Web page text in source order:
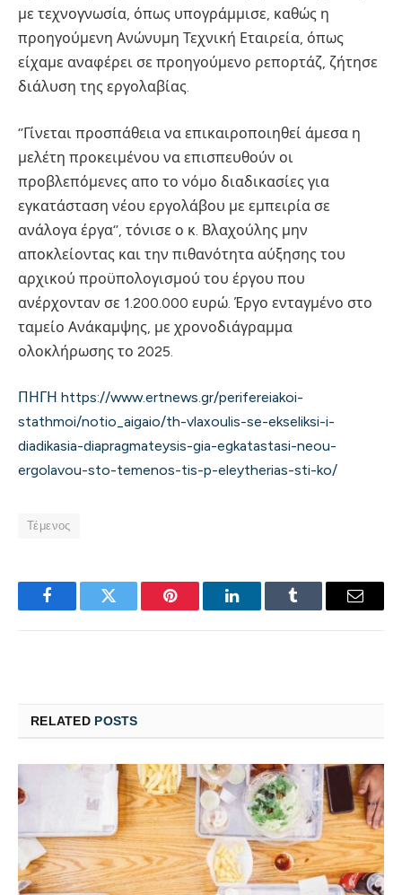
με τεχνογνωσία, όπως υπογράμμισε, καθώς η
προηγούμενη Ανώνυμη Τεχνική Εταιρεία, όπως
είχαμε αναφέρει σε προηγούμενο ρεπορτάζ, ζήτησε
διάλυση της εργολαβίας.
‘’Γίνεται προσπάθεια να επικαιροποιηθεί άμεσα η
μελέτη προκειμένου να επισπευθούν οι
προβλεπόμενες απο το νόμο διαδικασίες για
εγκατάσταση νέου εργολάβου με εμπειρία σε
ανάλογα έργα‘’, τόνισε ο κ. Βλαχούλης μην
αποκλείοντας και την πιθανότητα αύξησης του
αρχικού προϋπολογισμού του έργου που
ανέρχονταν σε 1.200.000 ευρώ. Έργο ενταγμένο στο
ταμείο Ανάκαμψης, με χρονοδιάγραμμα
ολοκλήρωσης το 2025.
ΠΗΓΗ https://www.ertnews.gr/perifereiakoi-
stathmoi/notio_aigaio/th-vlaxoulis-se-ekseliksi-i-
diadikasia-diapragmateysis-gia-egkatastasi-neou-
ergolavou-sto-temenos-tis-p-eleytherias-sti-ko/
Τέμενος
FacebookTwitter Pinterest LinkedInTumblr Email
RELATED POSTS